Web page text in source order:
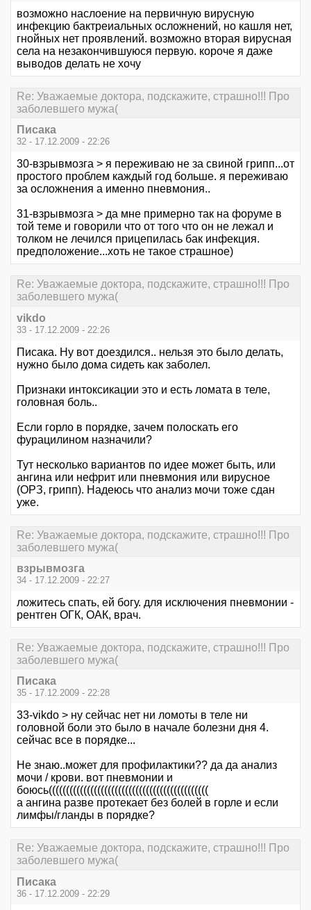
возможно наслоение на первичную вирусную
инфекцию бактреиальных осложнений, но кашля нет,
гнойных нет проявлений. возможно вторая вирусная
села на незакончившуюся первую. короче я даже
выводов делать не хочу
Re: Уважаемые доктора, подскажите, страшно!!! Про
заболевшего мужа(
Писака
32 - 17.12.2009 - 22:26
30-взрывмозга > я переживаю не за свиной грипп...от
простого проблем каждый год больше. я переживаю
за осложнения а именно пневмония..
31-взрывмозга > да мне примерно так на форуме в
той теме и говорили что от того что он не лежал и
толком не лечился прицепилась бак инфекция.
предположение...хоть не такое страшное)
Re: Уважаемые доктора, подскажите, страшно!!! Про
заболевшего мужа(
vikdo
33 - 17.12.2009 - 22:26
Писака. Ну вот доездился.. нельзя это было делать,
нужно было дома сидеть как заболел.
Признаки интоксикации это и есть ломата в теле,
головная боль..
Если горло в порядке, зачем полоскать его
фурацилином назначили?
Тут несколько вариантов по идее может быть, или
ангина или нефрит или пневмония или вирусное
(ОРЗ, грипп). Надеюсь что анализ мочи тоже сдан
уже.
Re: Уважаемые доктора, подскажите, страшно!!! Про
заболевшего мужа(
взрывмозга
34 - 17.12.2009 - 22:27
ложитесь спать, ей богу. для исключения пневмонии -
рентген ОГК, ОАК, врач.
Re: Уважаемые доктора, подскажите, страшно!!! Про
заболевшего мужа(
Писака
35 - 17.12.2009 - 22:28
33-vikdo > ну сейчас нет ни ломоты в теле ни
головной боли это было в начале болезни дня 4.
сейчас все в порядке...
Не знаю..может для профилактики?? да да анализ
мочи / крови. вот пневмонии и
боюсь((((((((((((((((((((((((((((((((((((((((((((((
а ангина разве протекает без болей в горле и если
лимфы/гланды в порядке?
Re: Уважаемые доктора, подскажите, страшно!!! Про
заболевшего мужа(
Писака
36 - 17.12.2009 - 22:29